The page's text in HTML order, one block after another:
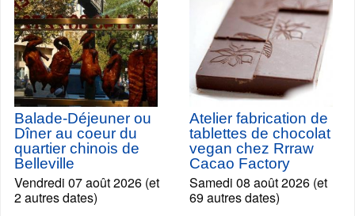
Balade-Déjeuner ou
Dîner au coeur du
quartier chinois de
Belleville
Vendredi 07 août 2026 (et
2 autres dates)
Atelier fabrication de
tablettes de chocolat
vegan chez Rrraw
Cacao Factory
Samedi 08 août 2026 (et
69 autres dates)